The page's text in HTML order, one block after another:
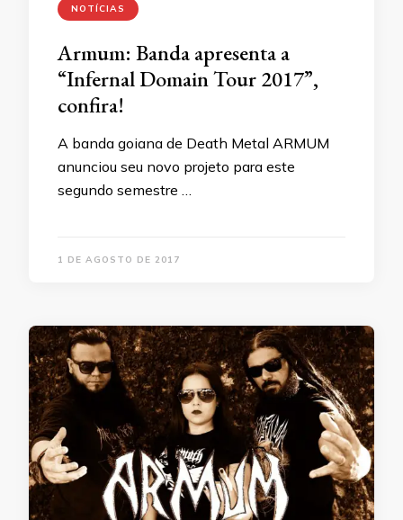
NOTÍCIAS
Armum: Banda apresenta a
“Infernal Domain Tour 2017”,
confira!
A banda goiana de Death Metal ARMUM
anunciou seu novo projeto para este
segundo semestre …
1 DE AGOSTO DE 2017